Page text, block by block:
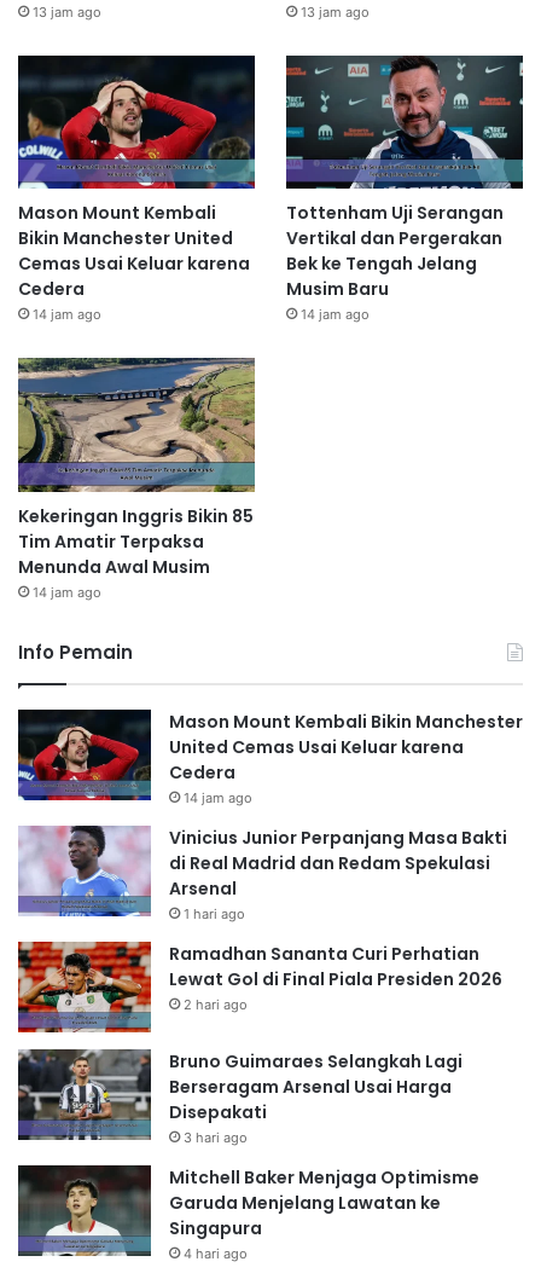
13 jam ago 13 jam ago
Mason Mount Kembali
Bikin Manchester United
Cemas Usai Keluar karena
Cedera
14 jam ago
Tottenham Uji Serangan
Vertikal dan Pergerakan
Bek ke Tengah Jelang
Musim Baru
14 jam ago
Kekeringan Inggris Bikin 85
Tim Amatir Terpaksa
Menunda Awal Musim
14 jam ago
Info Pemain
Mason Mount Kembali Bikin Manchester
United Cemas Usai Keluar karena
Cedera
14 jam ago
Vinicius Junior Perpanjang Masa Bakti
di Real Madrid dan Redam Spekulasi
Arsenal
1 hari ago
Ramadhan Sananta Curi Perhatian
Lewat Gol di Final Piala Presiden 2026
2 hari ago
Bruno Guimaraes Selangkah Lagi
Berseragam Arsenal Usai Harga
Disepakati
3 hari ago
Mitchell Baker Menjaga Optimisme
Garuda Menjelang Lawatan ke
Singapura
4 hari ago